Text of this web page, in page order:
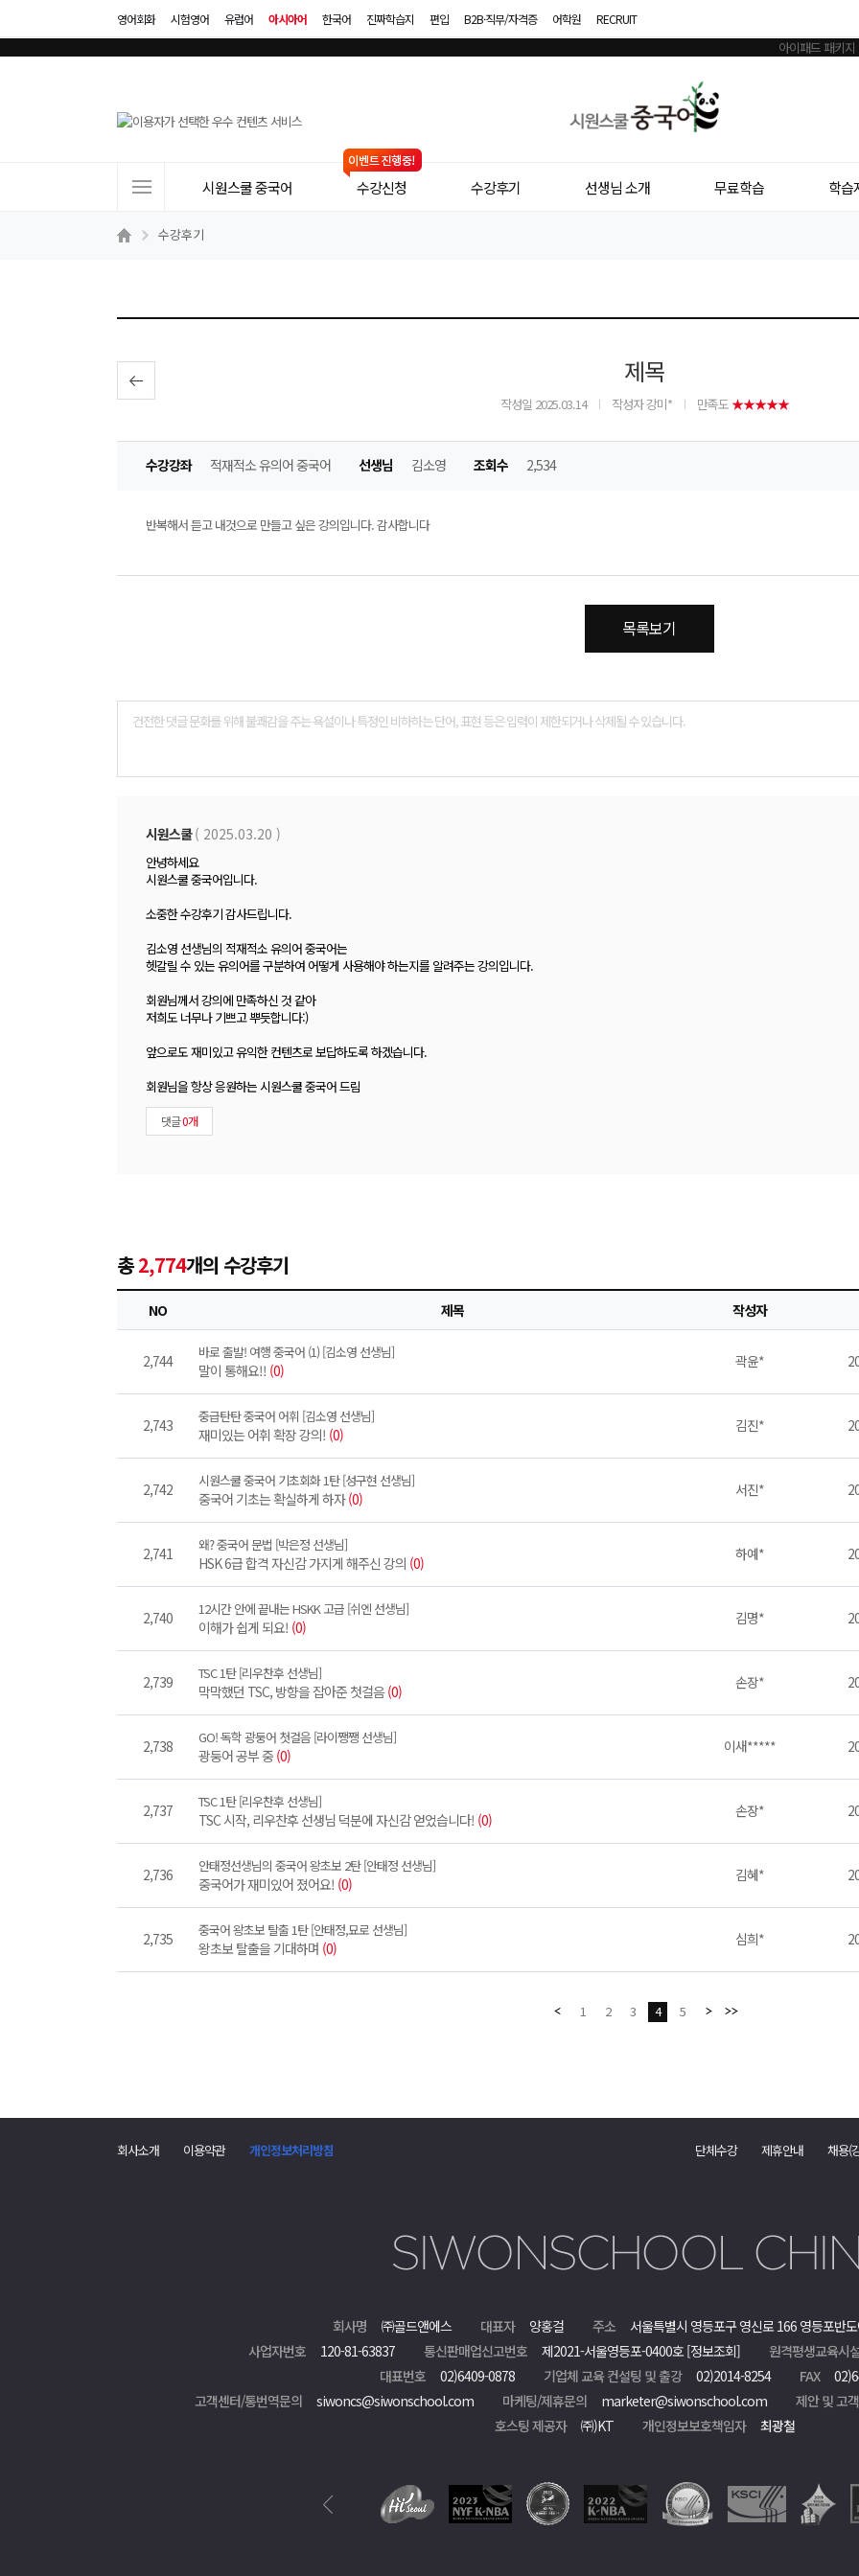
영어회화 시험영어 유럽어 아시아어 한국어 진짜학습지 편입 B2B·직무/자격증 어학원 RECRUIT
어
트
시원스쿨 중국어 수강신청 수강후기 선생님 소개 무료학습 학습
수강후기
제목
작성일 2025.03.14 작성자 강미* 만족도★★★★★
수강강좌 적재적소 유의어 중국어 선생님 김소영 조회수 2,534
반복해서 듣고 내것으로 만들고 싶은 강의입니다. 감사합니다
목록보기
시원스쿨( 2025.03.20 )
안녕하세요
시원스쿨 중국어입니다.
소중한 수강후기 감사드립니다.
김소영 선생님의 적재적소 유의어 중국어는
헷갈릴 수 있는 유의어를 구분하여 어떻게 사용해야 하는지를 알려주는 강의입니다.
회원님께서 강의에 만족하신 것 같아
저희도 너무나 기쁘고 뿌듯합니다:)
앞으로도 재미있고 유익한 컨텐츠로 보답하도록 하겠습니다.
회원님을 항상 응원하는 시원스쿨 중국어 드림
댓글0개
총2,774개의 수강후기
NO 제목 작성자
2,744 바로 출발! 여행 중국어 (1) [김소영 선생님]
말이 통해요!! (0) 곽윤*
2,743 중급탄탄 중국어 어휘 [김소영 선생님]
재미있는 어휘 확장 강의! (0) 김진*
2,742 시원스쿨 중국어 기초회화 1탄 [성구현 선생님]
중국어 기초는 확실하게 하자(0) 서진*
2,741 왜? 중국어 문법 [박은정 선생님]
HSK 6급 합격 자신감 가지게 해주신 강의 (0) 하예*
2,740 12시간 안에 끝내는 HSKK 고급 [쉬엔 선생님]
이해가 쉽게 되요! (0) 김명*
2,739 TSC 1탄 [리우찬후 선생님]
막막했던 TSC, 방향을 잡아준 첫걸음 (0) 손장*
2,738 GO! 독학 광둥어 첫걸음 [라이쨍쨍 선생님]
광둥어 공부 중 (0) 이새*****
2,737 TSC 1탄 [리우찬후 선생님]
TSC 시작, 리우찬후 선생님 덕분에 자신감 얻었습니다! (0) 손장*
2,736 안태정선생님의 중국어 왕초보 2탄 [안태정 선생님]
중국어가 재미있어 졌어요! (0) 김혜*
2,735 중국어 왕초보 탈출 1탄 [안태정,묘로 선생님]
왕초보 탈출을 기대하며 (0) 심희*
1 2 3 4 5
회사소개 이용약관 개인정보처리방침 단체수강 제휴안내 채용(
회사명 ㈜골드앤에스 대표자 양홍걸 주소
서울특별시 영등포구 영신로 166 영등포반
사업자번호
120-81-63837 통신판매업신고번호 제2021-서울영등포-0400호 [정보조회] 원격평생교육시
대표번호
02)6409-0878 기업체 교육 컨설팅 및 출강 02)2014-8254 FAX
고객센터/통번역문의
siwoncs@siwonschool.com 마케팅/제휴문의 marketer@siwonschool.com 제안 및 고
호스팅 제공자
㈜)KT 개인정보보호책임자 최광철